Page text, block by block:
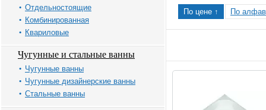
Отдельностоящие
Комбинированная
Квариловые
Чугунные и стальные ванны
Чугунные ванны
Чугунные дизайнерские ванны
Стальные ванны
По цене ↑ По